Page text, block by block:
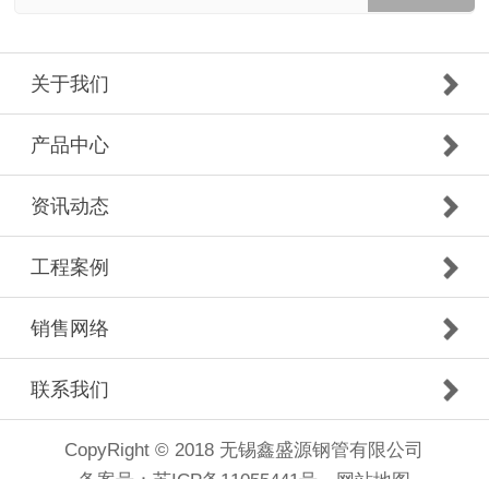
关于我们
产品中心
资讯动态
工程案例
销售网络
联系我们
CopyRight © 2018 无锡鑫盛源钢管有限公司